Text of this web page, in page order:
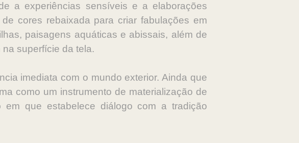
a experiências sensíveis e a elaborações
cores rebaixada para criar fabulações em
paisagens aquáticas e abissais, além de
superfície da tela.
imediata com o mundo exterior. Ainda que
como um instrumento de materialização de
em que estabelece diálogo com a tradição